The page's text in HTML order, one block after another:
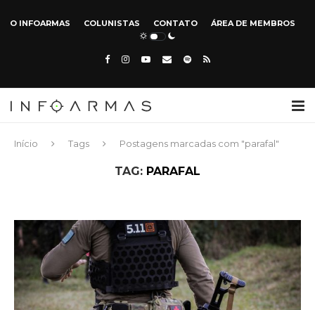
O INFOARMAS COLUNISTAS CONTATO ÁREA DE MEMBROS
Início Tags Postagens marcadas com "parafal"
TAG: PARAFAL